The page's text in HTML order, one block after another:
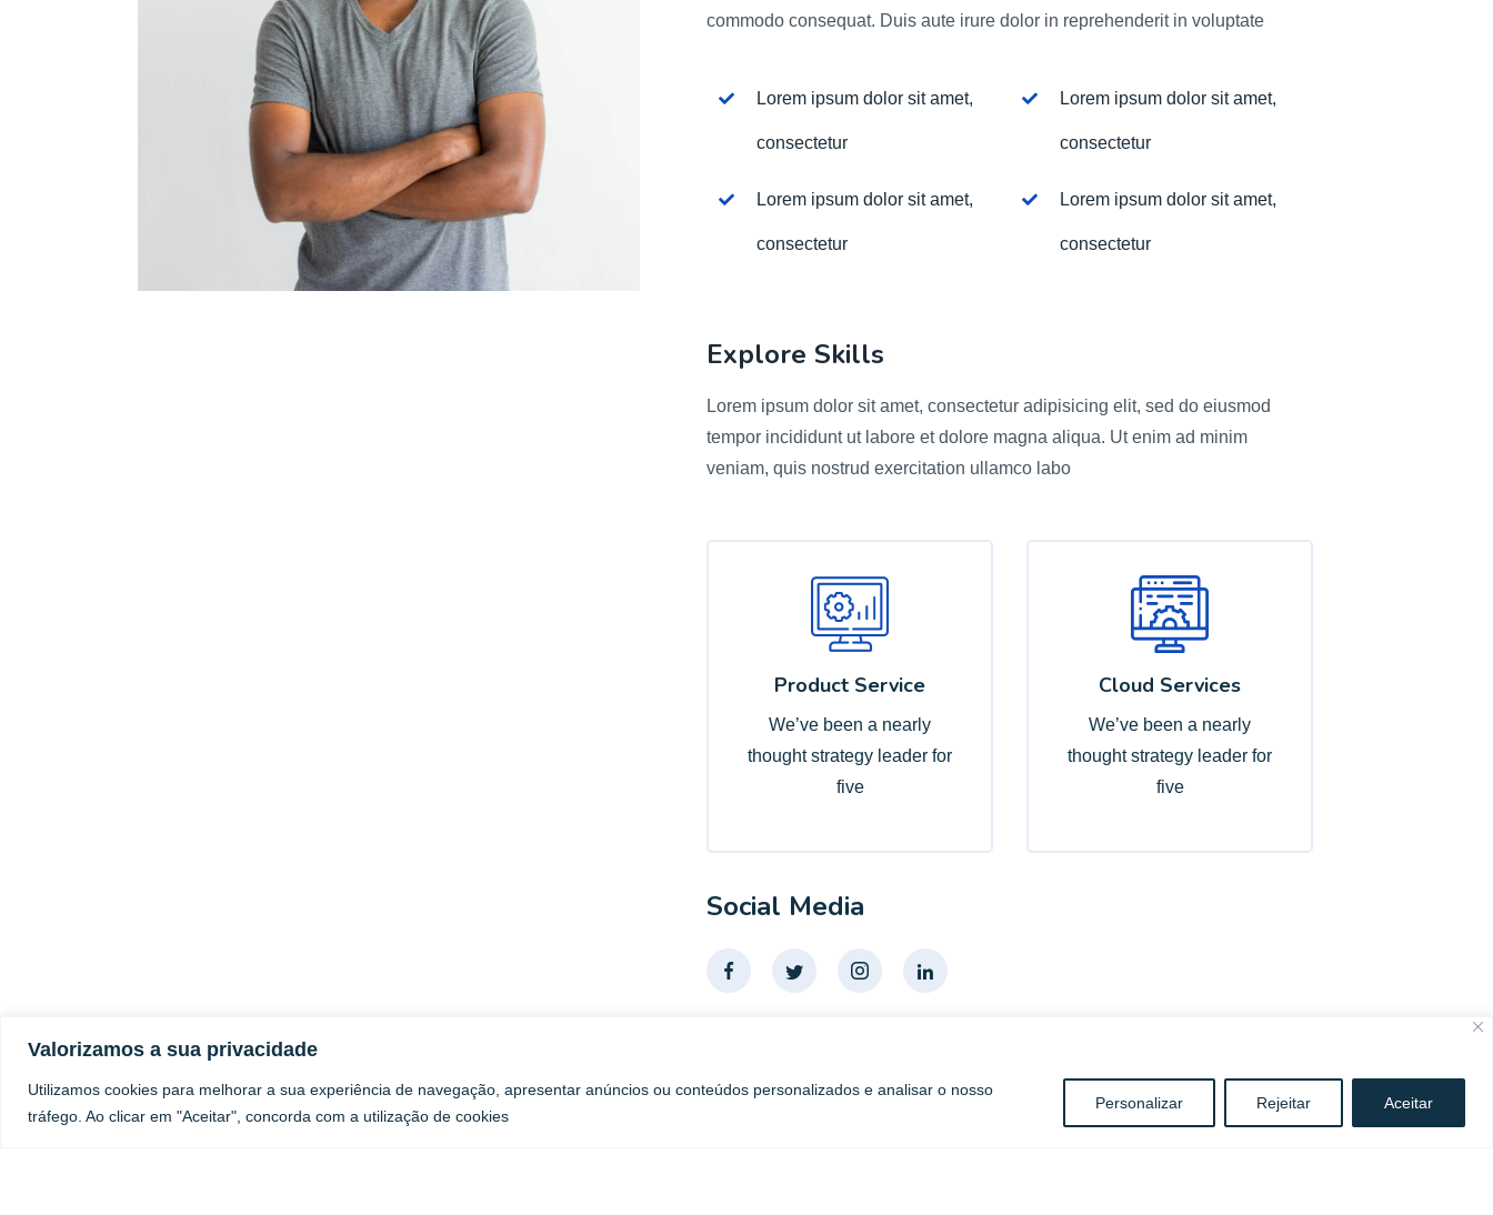
Valorizamos a sua privacidade
Utilizamos cookies para melhorar a sua experiência de navegação, apresentar anúncios ou conteúdos personalizados e analisar o nosso
tráfego. Ao clicar em "Aceitar", concorda com a utilização de cookies
Personalizar Rejeitar Aceitar
commodo consequat. Duis aute irure dolor in reprehenderit in voluptate
Lorem ipsum dolor sit amet,
consectetur
Lorem ipsum dolor sit amet,
consectetur
Lorem ipsum dolor sit amet,
consectetur
Lorem ipsum dolor sit amet,
consectetur
Explore Skills
Lorem ipsum dolor sit amet, consectetur adipisicing elit, sed do eiusmod
tempor incididunt ut labore et dolore magna aliqua. Ut enim ad minim
veniam, quis nostrud exercitation ullamco labo
Product Service
We’ve been a nearly
thought strategy leader for
five
Cloud Services
We’ve been a nearly
thought strategy leader for
five
Social Media